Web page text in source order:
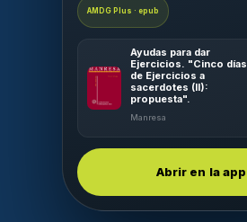
AMDG Plus · epub
Ayudas para dar
Ejercicios. "Cinco días
de Ejercicios a
sacerdotes (II):
propuesta".
Manresa
Abrir en la app